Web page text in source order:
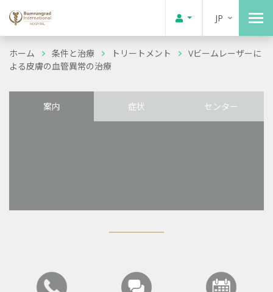
JP
ホーム 条件と治療 トリートメント
Vビームレーザーに
よる皮膚の血管異常の治療
案内 症状 センター